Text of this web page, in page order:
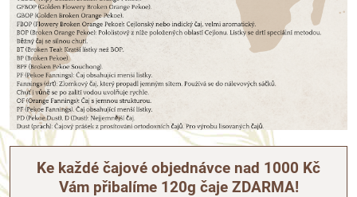
Ke každé čajové objednávce nad 1000 Kč
Vám přibalíme 120g čaje ZDARMA!